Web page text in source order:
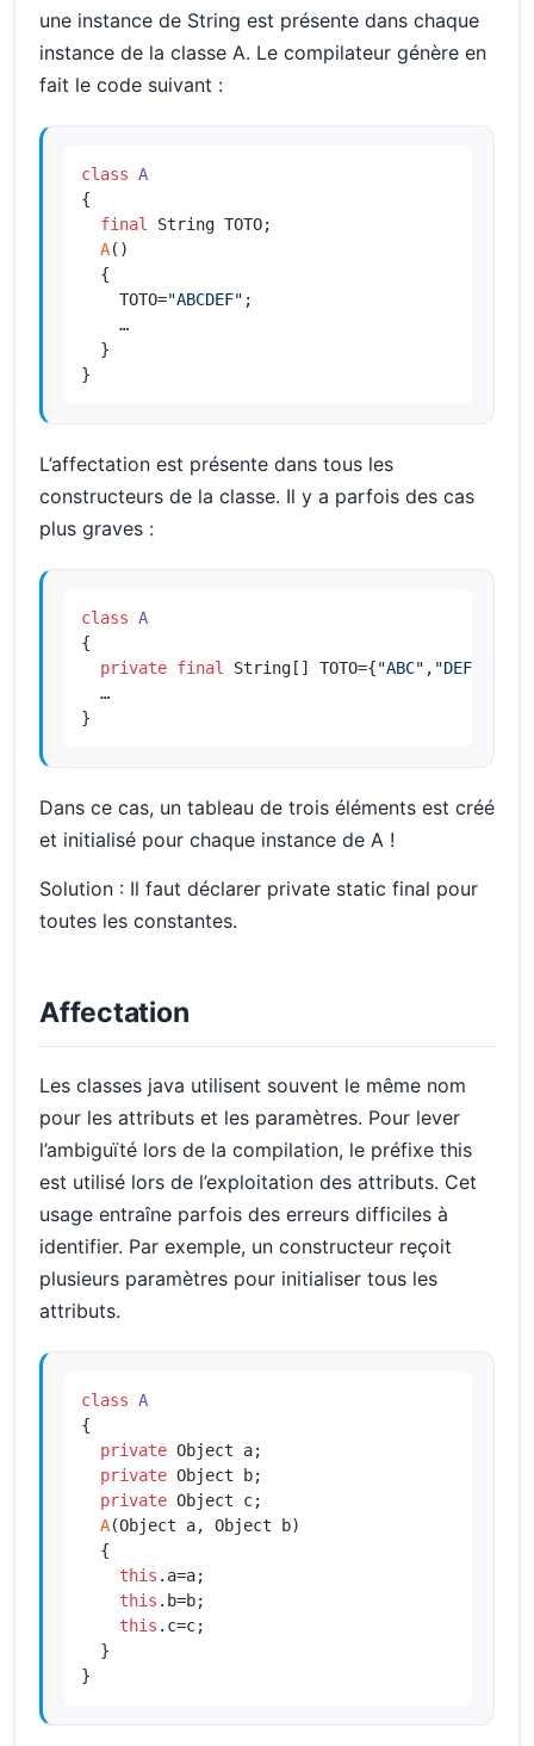
une instance de String est présente dans chaque
instance de la classe A. Le compilateur génère en
fait le code suivant :
class A
{
final
String TOTO;
A()
  {
    TOTO=
"ABCDEF" ;
    …
  }
}
L’affectation est présente dans tous les
constructeurs de la classe. Il y a parfois des cas
plus graves :
class A
{
private final String[] TOTO={"ABC" , "DEF"
  …
}
Dans ce cas, un tableau de trois éléments est créé
et initialisé pour chaque instance de A !
Solution : Il faut déclarer private static final pour
toutes les constantes.
Affectation
Les classes java utilisent souvent le même nom
pour les attributs et les paramètres. Pour lever
l’ambiguïté lors de la compilation, le préfixe this
est utilisé lors de l’exploitation des attributs. Cet
usage entraîne parfois des erreurs difficiles à
identifier. Par exemple, un constructeur reçoit
plusieurs paramètres pour initialiser tous les
attributs.
class A
{
private Object a;
private Object b;
private Object c;
A(Object a, Object b)
  {
this .a=a;
this .b=b;
this .c=c;
  }
}